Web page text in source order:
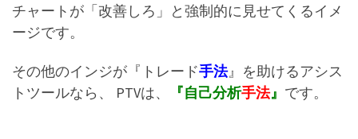
チャートが「改善しろ」と強制的に見せてくるイメ
ージです。
その他のインジが『トレード手法』を助けるアシス
トツールなら、 PTVは、
『自己分析手法』 です。